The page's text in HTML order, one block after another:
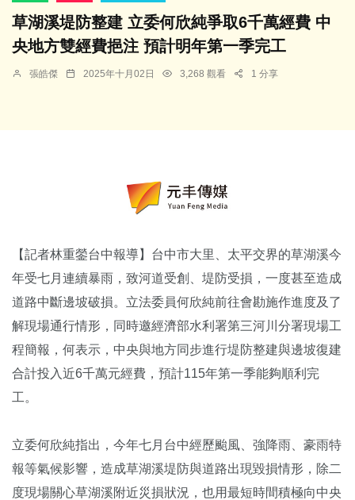
草湖溪堤防整建 立委何欣純爭取6千萬經費 中
央地方雙經費挹注 預計明年第一季完工
張皓傑 2025年十月02日 3,268 觀看 1 分享
【記者林重鎣台中報導】台中市大里、太平交界的草湖溪今
年受七月連續暴雨，致河道受創、堤防受損，一度甚至造成
道路中斷邊坡破損。立法委員何欣純前往會勘施作進度及了
解現場通行情形，同時邀經濟部水利署第三河川分署現場工
程簡報，何表示，中央與地方同步進行堤防整建與邊坡復建
合計投入近6千萬元經費，預計115年第一季能夠順利完
工。
立委何欣純指出，今年七月台中經歷颱風、強降雨、豪雨特
報等氣候影響，造成草湖溪堤防與道路出現毀損情形，除二
度現場關心草湖溪附近災損狀況，也用最短時間積極向中央